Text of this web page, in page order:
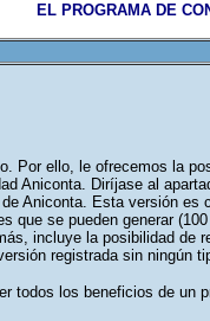
EL PROGRAMA DE
Por ello, le ofrecemos la
Aniconta. Diríjase al
Aniconta. Esta versión es
que se pueden generar
incluye la posibilidad de
registrada sin ningún
todos los beneficios de un